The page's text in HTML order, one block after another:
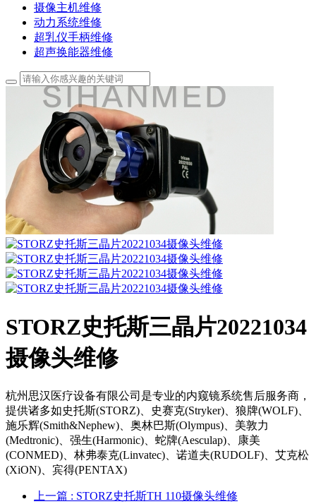
摄像主机维修
动力系统维修
超乳仪手柄维修
超声换能器维修
STORZ史托斯三晶片20221034
摄像头维修
杭州思汉医疗设备有限公司是专业的内窥镜系统售后服务商，
提供诸多如史托斯(STORZ)、史赛克(Stryker)、狼牌(WOLF)、
施乐辉(Smith&Nephew)、奥林巴斯(Olympus)、美敦力
(Medtronic)、强生(Harmonic)、蛇牌(Aesculap)、康美
(CONMED)、林弗泰克(Linvatec)、诺道夫(RUDOLF)、艾克松
(XiON)、宾得(PENTAX)
上一篇 : STORZ史托斯TH 110摄像头维修